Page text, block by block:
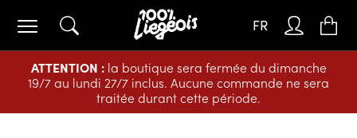
ATTENTION :la boutique sera fermée du dimanche
19/7 au lundi 27/7 inclus. Aucune commande ne sera
traitée durant cette période.
FR